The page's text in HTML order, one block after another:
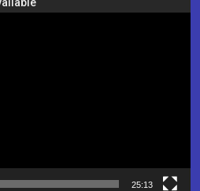
25:13